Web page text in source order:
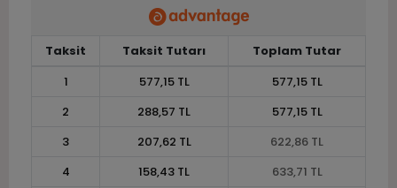
Taksit Taksit Tutarı
Toplam Tutar
1
577,15 TL
577,15 TL
2
288,57 TL
577,15 TL
3
207,62 TL
622,86 TL
4
158,43 TL
633,71 TL